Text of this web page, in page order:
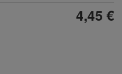
4,45 €